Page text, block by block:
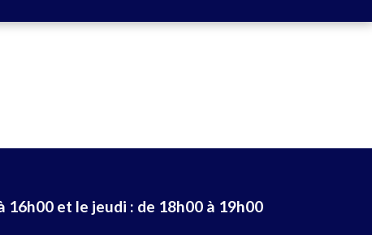
et le jeudi : de 18h00 à 19h00